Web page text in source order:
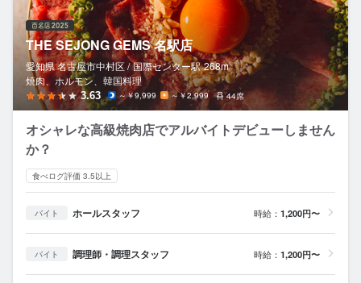
THE SEJONG GEMS 名駅店
愛知県 名古屋市中村区 / 国際センター駅 268m
焼肉、ホルモン、韓国料理
3.63 ～￥9,999 ～￥2,999 44席
オシャレな高級焼肉店でアルバイトデビューしません
か？
食べログ評価 3.5以上
バイト ホールスタッフ 時給： 1,200円〜
バイト 調理師・調理スタッフ 時給： 1,200円〜